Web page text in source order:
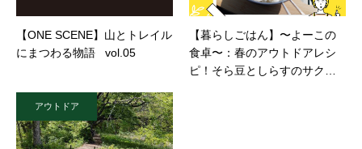
【ONE SCENE】山とトレイル
にまつわる物語 vol.05
【暮らしごはん】〜よーこの
食卓〜：春のアウトドアレシ
ピ！そら豆としらすのサクッ
アウトドア